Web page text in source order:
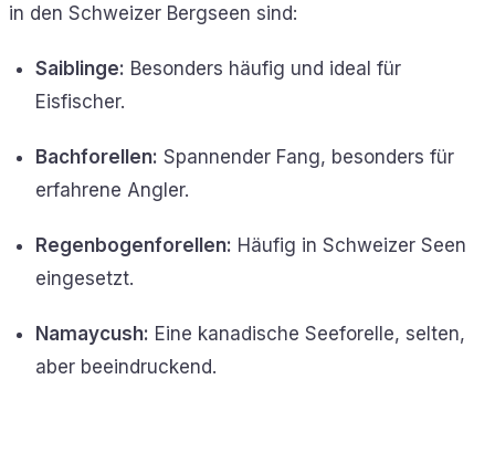
in den Schweizer Bergseen sind:
Saiblinge: Besonders häufig und ideal für
Eisfischer.
Bachforellen: Spannender Fang, besonders für
erfahrene Angler.
Regenbogenforellen: Häufig in Schweizer Seen
eingesetzt.
Namaycush: Eine kanadische Seeforelle, selten,
aber beeindruckend.